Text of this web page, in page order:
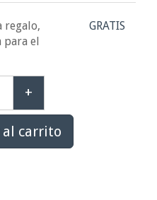
regalo,
para el
GRATIS
+
carrito